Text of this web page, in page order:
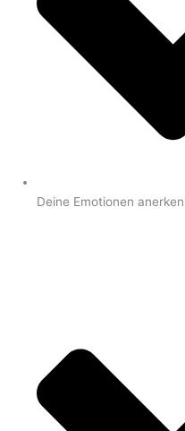
Deine Emotionen